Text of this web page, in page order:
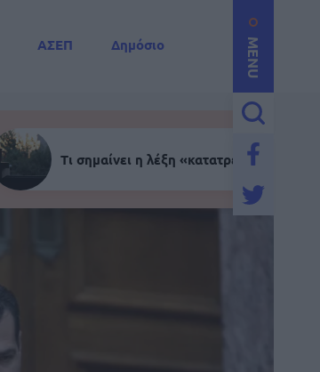
MENU
ΑΣΕΠ
Δημόσιο
Τι σημαίνει η λέξη «κατατρεγμός»